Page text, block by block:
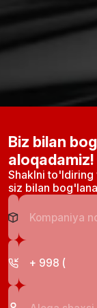
Biz bilan
aloqadamiz!
Shaklni to'ldiring
siz bilan